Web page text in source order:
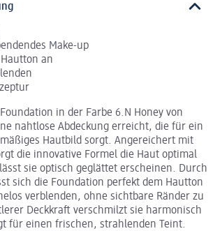
Make-up
an
in der Farbe 6.N Honey von
nahtlose Abdeckung erreicht, die für ein
Hautbild sorgt. Angereichert mit
die innovative Formel die Haut optimal
sie optisch geglättet erscheinen. Durch
sich die Foundation perfekt dem Hautton
verblenden, ohne sichtbare Ränder zu
Deckkraft verschmilzt sie harmonisch
für einen frischen, strahlenden Teint.